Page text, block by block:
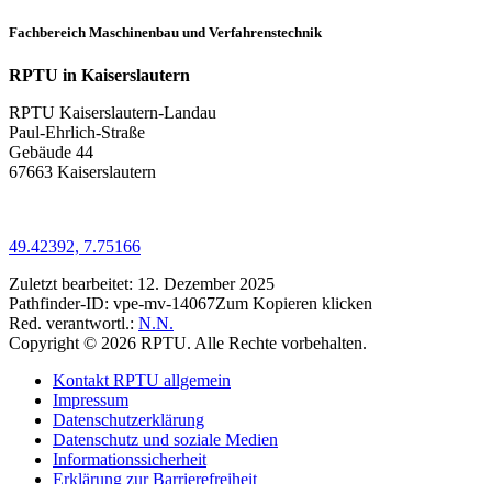
Fachbereich Maschinenbau und Verfahrenstechnik
RPTU in Kaiserslautern
RPTU Kaiserslautern-Landau
Paul-Ehrlich-Straße
Gebäude 44
67663 Kaiserslautern
49.42392, 7.75166
Zuletzt bearbeitet: 12. Dezember 2025
Pathfinder-ID: vpe-mv-14067Zum Kopieren klicken
Red. verantwortl.: N.N.
Copyright © 2026 RPTU. Alle Rechte vorbehalten.
Kontakt RPTU allgemein
Impressum
Datenschutzerklärung
Datenschutz und soziale Medien
Informationssicherheit
Erklärung zur Barrierefreiheit